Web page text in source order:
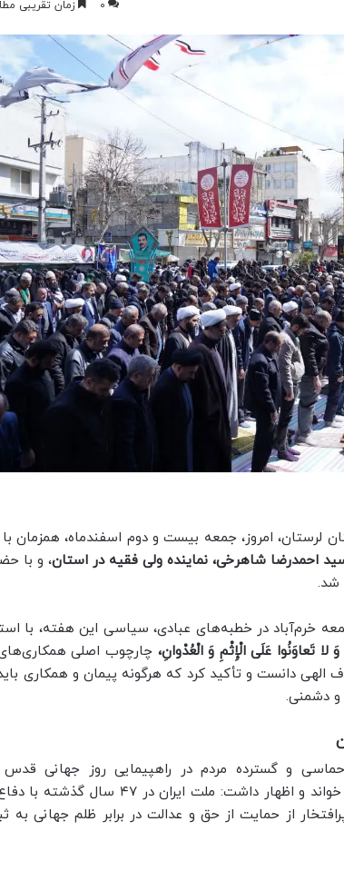
0 زمان تقریبی مطالعه 2
لرستان، امروز، جمعه بیست و دوم اسفندماه، همزمان
احمدرضا شاهرخی، نماینده ولی فقیه در استان، و با
شد.
خرم‌آباد در خطبه‌های عبادی، سیاسی این هفته، با
لا تَعاوَنُوا عَلَى الْإِثْمِ وَ الْعُدْوانِ، چارچوب اصلی
الهی دانست و تأکید کرد که هرگونه پیمان و همکاری
و دشمنی.
و گسترده مردم در راهپیمایی روز جهانی قدس
برجسته‌ترین جلوه‌های عملی این آیه شریفه خواند و اظهار داشت: ملت
از حمایت از حق و عدالت در برابر ظلم جهانی به